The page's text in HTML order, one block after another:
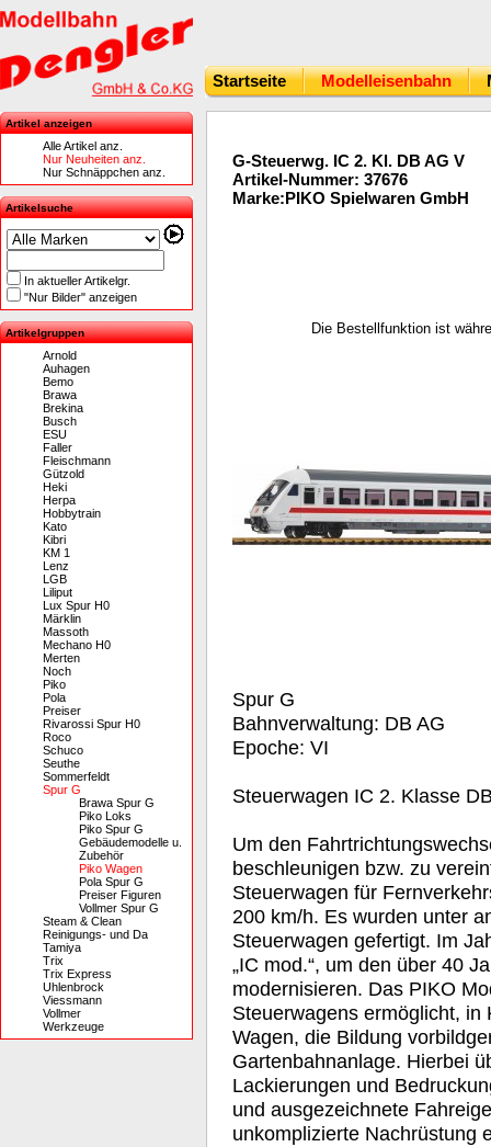
Startseite Modelleisenbahn
Artikel anzeigen
Alle Artikel anz.
Nur Neuheiten anz.
Nur Schnäppchen anz.
Artikelsuche
In aktueller Artikelgr.
"Nur Bilder" anzeigen
Artikelgruppen
Arnold
Auhagen
Bemo
Brawa
Brekina
Busch
ESU
Faller
Fleischmann
Gützold
Heki
Herpa
Hobbytrain
Kato
Kibri
KM 1
Lenz
LGB
Liliput
Lux Spur H0
Märklin
Massoth
Mechano H0
Merten
Noch
Piko
Pola
Preiser
Rivarossi Spur H0
Roco
Schuco
Seuthe
Sommerfeldt
Spur G
Brawa Spur G
Piko Loks
Piko Spur G
Gebäudemodelle u.
Zubehör
Piko Wagen
Pola Spur G
Preiser Figuren
Vollmer Spur G
Steam & Clean
Reinigungs- und Da
Tamiya
Trix
Trix Express
Uhlenbrock
Viessmann
Vollmer
Werkzeuge
G-Steuerwg. IC 2. Kl. DB AG V
Artikel-Nummer: 37676
Marke:PIKO Spielwaren GmbH
Die Bestellfunktion ist
Spur G
Bahnverwaltung: DB AG
Epoche: VI
Steuerwagen IC 2. Klasse
Um den
beschleunigen bzw. zu
Steuerwagen für
200 km/h. Es wurden unter
Steuerwagen gefertigt. Im
„IC mod.“, um den über 40
modernisieren. Das PIKO
Steuerwagens ermöglicht,
Wagen, die Bildung
Gartenbahnanlage. Hierbei
Lackierungen und
und ausgezeichnete
unkomplizierte Nachrüstung